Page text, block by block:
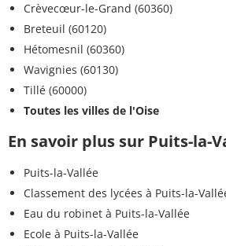
Crèvecœur-le-Grand (60360)
Breteuil (60120)
Hétomesnil (60360)
Wavignies (60130)
Tillé (60000)
Toutes les villes de l'Oise
En savoir plus sur Puits-la-
Puits-la-Vallée
Classement des lycées à Puits-la-
Eau du robinet à Puits-la-Vallée
Ecole à Puits-la-Vallée